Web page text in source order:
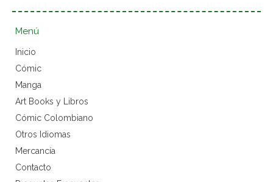
Menú
Inicio
Cómic
Manga
Art Books y Libros
Cómic Colombiano
Otros Idiomas
Mercancía
Contacto